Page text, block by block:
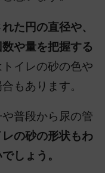
た円の直径や、
や量を把握する
イレの砂の色や
もあります。
普段から尿の管
レの砂の形状もわ
しょう。